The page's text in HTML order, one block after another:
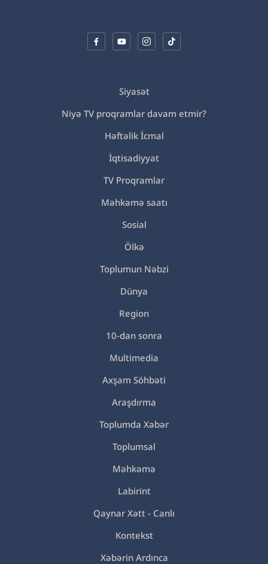
Siyasət
Niyə TV proqramlar davam etmir?
Həftəlik İcmal
İqtisadiyyat
TV Proqramlar
Məhkəmə saatı
Sosial
Ölkə
Toplumun Nəbzi
Dünya
Region
10-dan sonra
Multimedia
Axşam Söhbəti
Araşdırma
Toplumda Xəbər
Toplumsal
Məhkəmə
Labirint
Qaynar Xətt - Canlı
Kontekst
Xəbərin Ardınca